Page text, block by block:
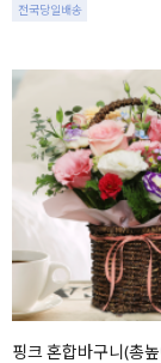
전국당일배송
핑크 혼합바구니(총